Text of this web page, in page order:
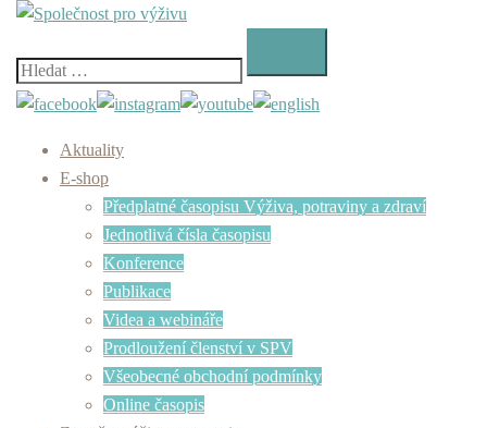
Skip
content
Vyhledávání
Aktuality
E-shop
Předplatné časopisu Výživa, potraviny a zdraví
Jednotlivá čísla časopisu
Konference
Publikace
Videa a webináře
Prodloužení členství v SPV
Všeobecné obchodní podmínky
Online časopis